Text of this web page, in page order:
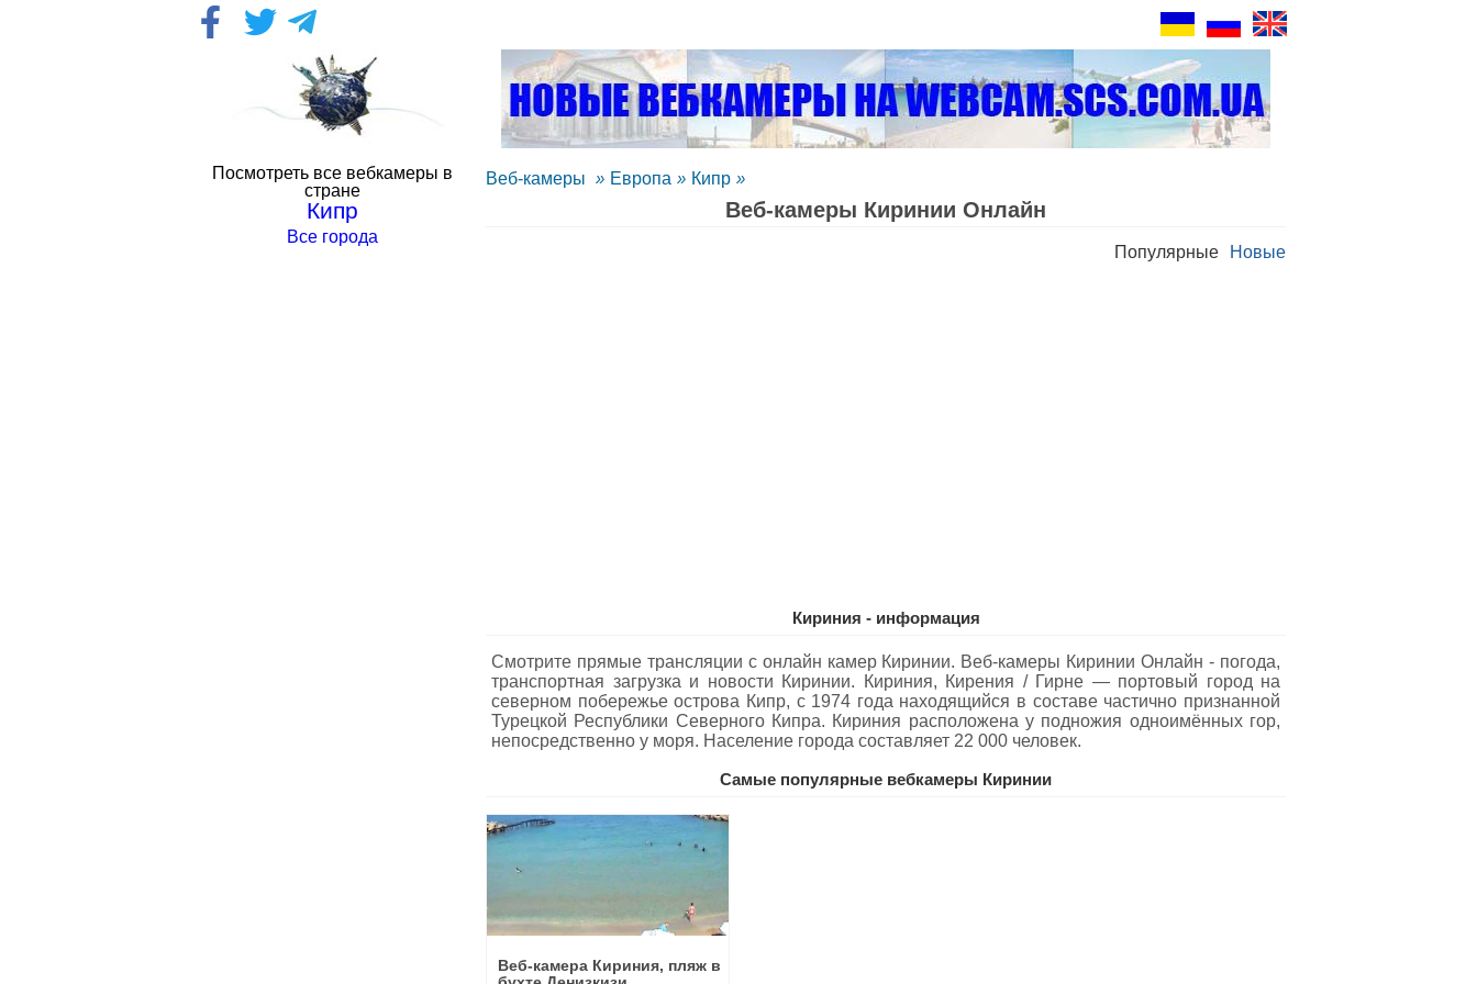
Посмотреть все вебкамеры в
стране
Кипр
Все города
Веб-камеры » Европа » Кипр »
Веб-камеры Киринии Oнлайн
Новые
Популярные
Кириния - информация
Смотрите прямые трансляции с онлайн камер Киринии. Веб-камеры Киринии Oнлайн - погода,
транспортная загрузка и новости Киринии. Кириния, Кирения / Гирне — портовый город на
северном побережье острова Кипр, с 1974 года находящийся в составе частично признанной
Турецкой Республики Северного Кипра. Кириния расположена у подножия одноимённых гор,
непосредственно у моря. Население города составляет 22 000 человек.
Самые популярные вебкамеры Киринии
Веб-камера Кириния, пляж в